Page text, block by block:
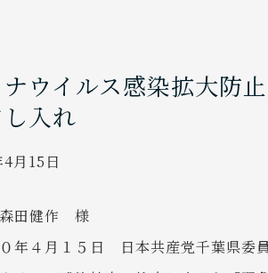
ウイルス感染拡大防
入れ
月15日
田健作 様
月１５日 日本共産党千葉県委員